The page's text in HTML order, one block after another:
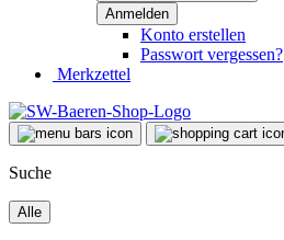
Konto erstellen
Passwort vergessen?
Merkzettel
Suche
Alle